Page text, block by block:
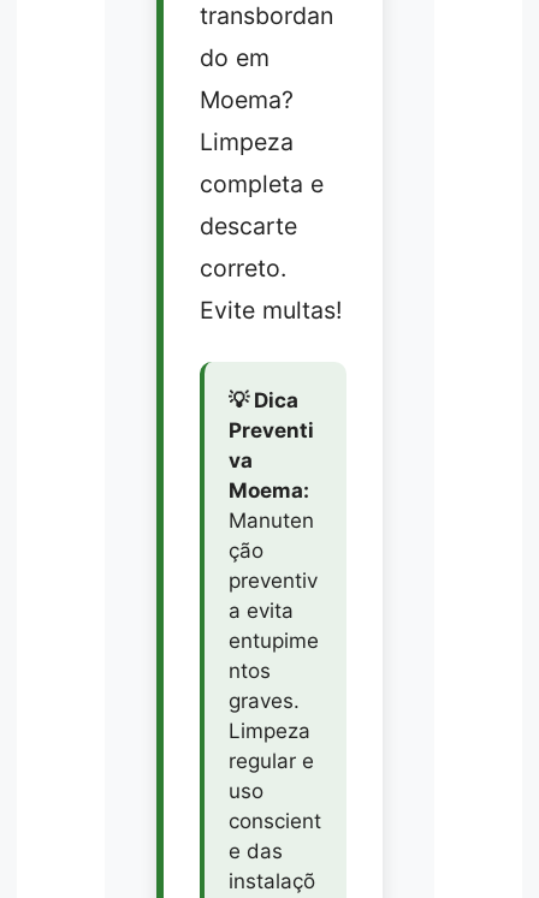
transbordan
do em
Moema?
Limpeza
completa e
descarte
correto.
Evite multas!
💡 Dica
Preventi
va
Moema:
Manuten
ção
preventiv
a evita
entupime
ntos
graves.
Limpeza
regular e
uso
conscient
e das
instalaçõ